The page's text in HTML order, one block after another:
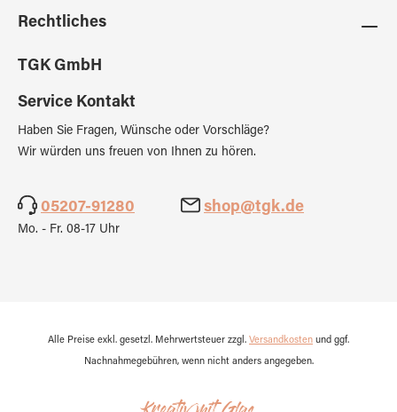
Rechtliches
TGK GmbH
Service Kontakt
Haben Sie Fragen, Wünsche oder Vorschläge?
Wir würden uns freuen von Ihnen zu hören.
05207-91280 shop@tgk.de
Mo. - Fr. 08-17 Uhr
Alle Preise exkl. gesetzl. Mehrwertsteuer zzgl. Versandkosten und ggf.
Nachnahmegebühren, wenn nicht anders angegeben.